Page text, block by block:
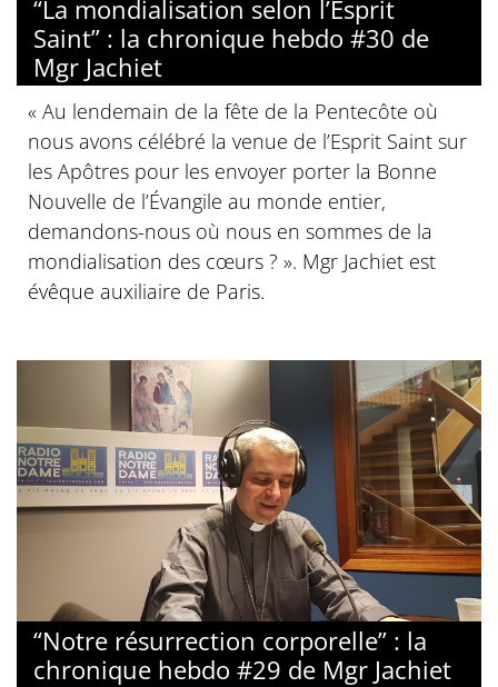
“La mondialisation selon l’Esprit
Saint” : la chronique hebdo #30 de
Mgr Jachiet
« Au lendemain de la fête de la Pentecôte où
nous avons célébré la venue de l’Esprit Saint sur
les Apôtres pour les envoyer porter la Bonne
Nouvelle de l’Évangile au monde entier,
demandons-nous où nous en sommes de la
mondialisation des cœurs ? ». Mgr Jachiet est
évêque auxiliaire de Paris.
“Notre résurrection corporelle” : la
chronique hebdo #29 de Mgr Jachiet